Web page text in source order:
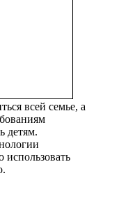
всей семье, а
детям.
использовать